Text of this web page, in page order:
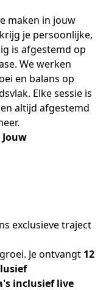
maken in jouw
je persoonlijke,
is afgestemd op
We werken
en balans op
Elke sessie is
altijd afgestemd
exclusieve traject
Je ontvangt 12
inclusief live